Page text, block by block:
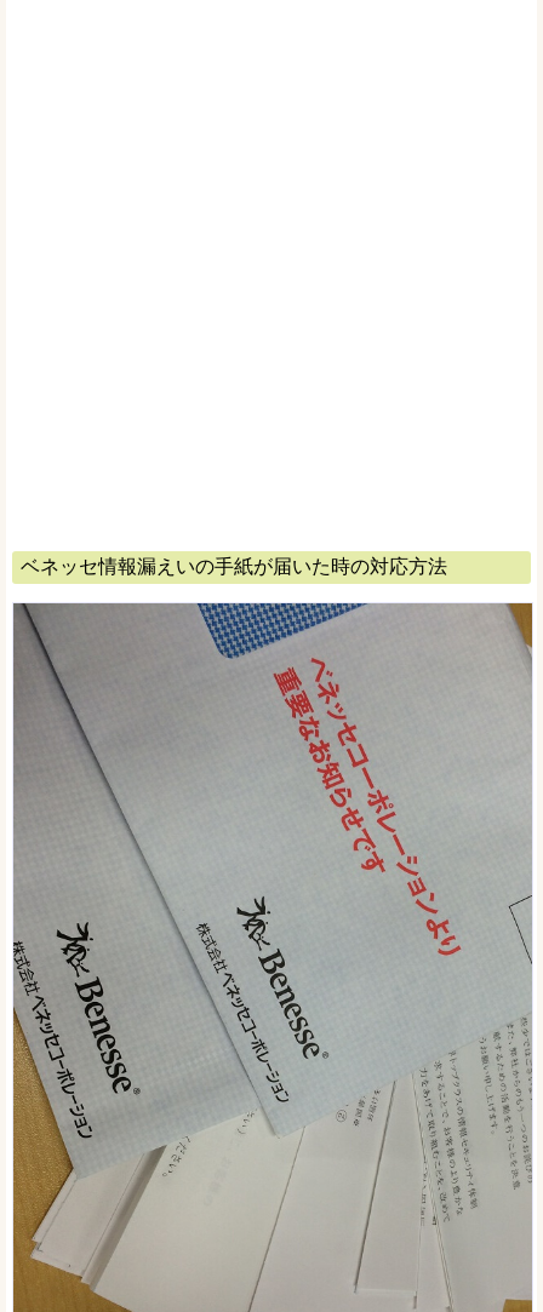
ベネッセ情報漏えいの手紙が届いた時の対応方法